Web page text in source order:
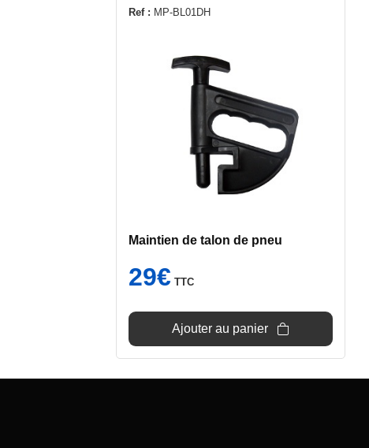
Ref : MP-BL01DH
Maintien de talon de pneu
29€ TTC
Ajouter au panier